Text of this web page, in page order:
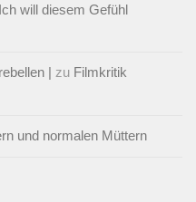
will diesem Gefühl
| zu Filmkritik
und normalen Müttern